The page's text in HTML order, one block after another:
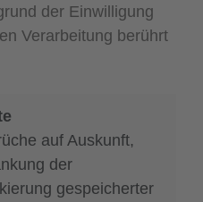
der Einwilligung
Verarbeitung berührt
auf Auskunft,
der
gespeicherter